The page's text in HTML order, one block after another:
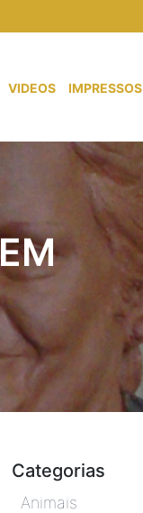
VIDEOS IMPRESSOS
Categorias
Animais